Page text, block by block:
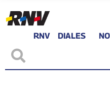
RNV DIALES